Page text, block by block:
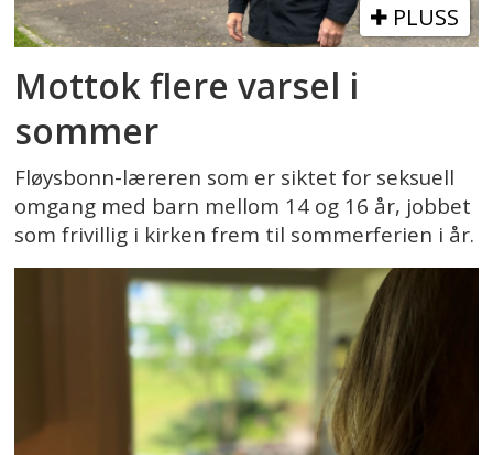
PLUSS
Mottok flere varsel i
sommer
Fløysbonn-læreren som er siktet for seksuell
omgang med barn mellom 14 og 16 år, jobbet
som frivillig i kirken frem til sommerferien i år.